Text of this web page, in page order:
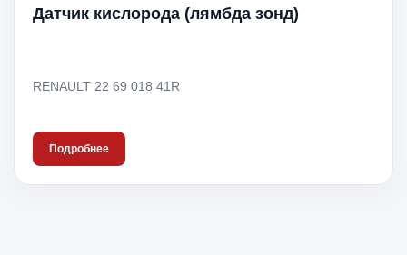
Датчик кислорода (лямбда зонд)
RENAULT 22 69 018 41R
Подробнее